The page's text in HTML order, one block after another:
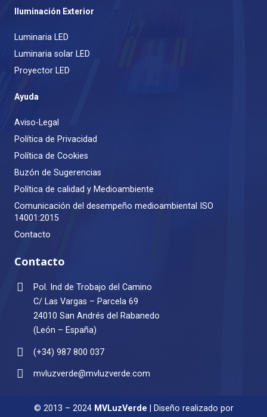
Iluminación Exterior
Luminaria LED
Luminaria solar LED
Proyector LED
Ayuda
Aviso-Legal
Política de Privacidad
Política de Cookies
Buzón de Sugerencias
Política de calidad y Medioambiente
Comunicación del desempeño medioambiental ISO
14001:2015
Contacto
Contacto
Pol. Ind de Trobajo del Camino
C/ Las Vargas – Parcela 69
24010 San Andrés del Rabanedo
(León – España)
(+34) 987 800 037
mvluzverde@mvluzverde.com
© 2013 – 2024 MVLuzVerde | Diseño realizado por